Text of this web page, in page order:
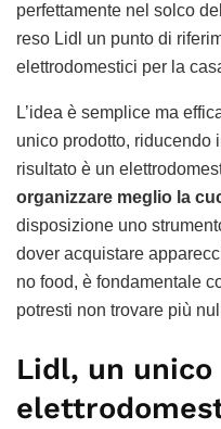
perfettamente nel solco
reso Lidl un punto di
elettrodomestici per la
L’idea è semplice ma
unico prodotto, riducendo
risultato è un
organizzare meglio la
disposizione uno
dover acquistare
no food, è fondamentale
potresti non trovare più
Lidl, un unico